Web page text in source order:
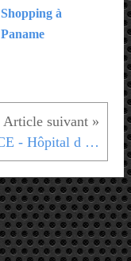
Shopping à
Paname
Le VAL de GRACE - Hôpital d ' INSTRUCTION des Armées - 5eme